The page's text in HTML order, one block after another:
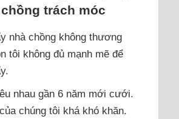
trách móc
nhà chồng không thương
tôi không đủ mạnh mẽ để
nhau gần 6 năm mới cưới.
chúng tôi khá khó khăn.